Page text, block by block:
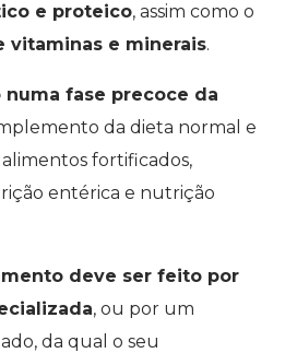
e proteico, assim como o
vitaminas e minerais.
numa fase precoce da
da dieta normal e
fortificados,
entérica e nutrição
deve ser feito por
, ou por um
da qual o seu